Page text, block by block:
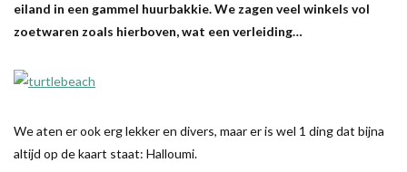
eiland in een gammel huurbakkie. We zagen veel winkels vol
zoetwaren zoals hierboven, wat een verleiding…
We aten er ook erg lekker en divers, maar er is wel 1 ding dat bijna
altijd op de kaart staat: Halloumi.